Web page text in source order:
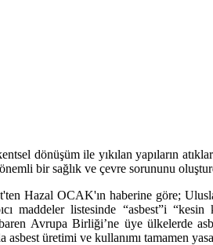
dönüşüm ile yıkılan yapıların
önemli bir sağlık ve çevre sorununu
Hazal OCAK'ın haberine göre;
maddeler listesinde “asbest”i
Avrupa Birliği’ne üye ülkelerde
asbest üretimi ve kullanımı tamamen